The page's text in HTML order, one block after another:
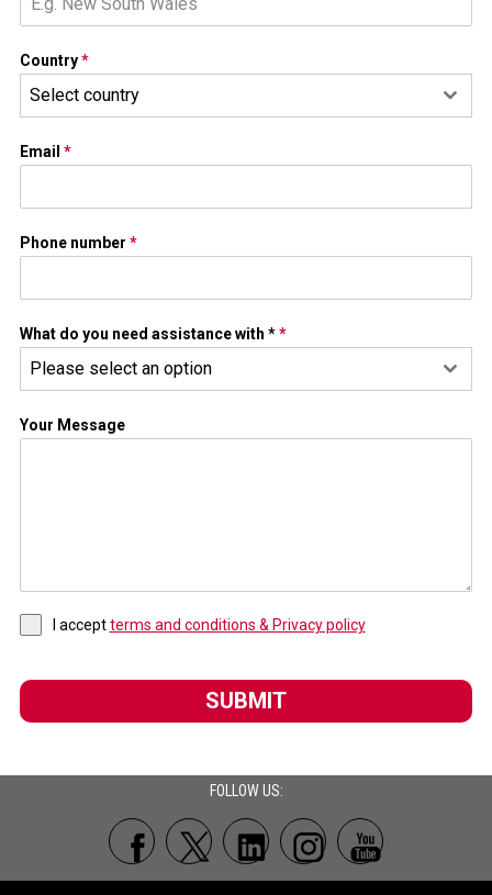
Country*
Select country
Email *
Phone number *
What do you need assistance with **
Please select an option
Your Message
I acceptterms and conditions & Privacy policy
SUBMIT
FOLLOW US: